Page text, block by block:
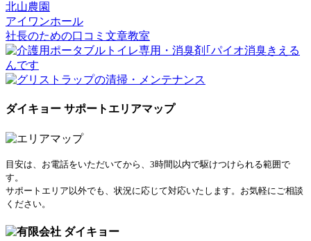
北山農園
アイワンホール
社長のための口コミ文章教室
ダイキョー サポートエリアマップ
目安は、お電話をいただいてから、3時間以内で駆けつけられる範囲で
す。
サポートエリア以外でも、状況に応じて対応いたします。お気軽にご相談
ください。